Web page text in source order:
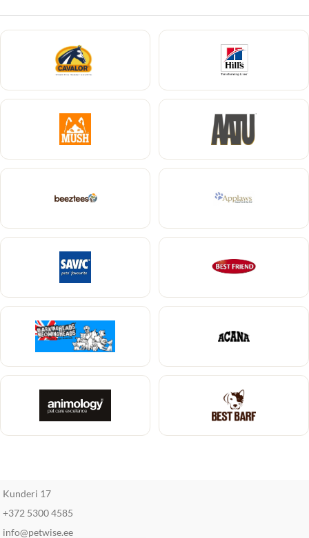
Kunderi 17
+372 5300 4585
info@petwise.ee